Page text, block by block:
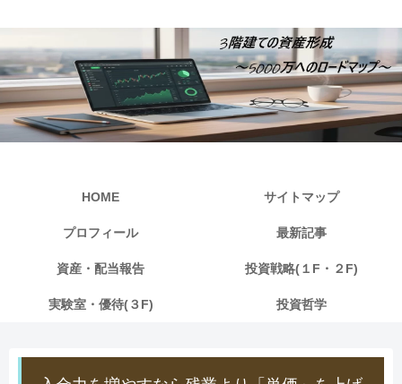
HOME サイトマップ
プロフィール 最新記事
資産・配当報告 投資戦略(１F・２F)
実験室・優待(３F) 投資哲学